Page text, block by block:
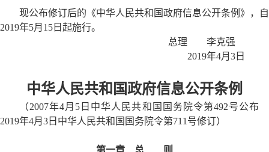
现公布修订后的《中华人民共和国政府信息公开条例》，自
2019年5月15日起施行。
总理 李克强
2019年4月3日
中华人民共和国政府信息公开条例
（2007年4月5日中华人民共和国国务院令第492号公布
2019年4月3日中华人民共和国国务院令第711号修订）